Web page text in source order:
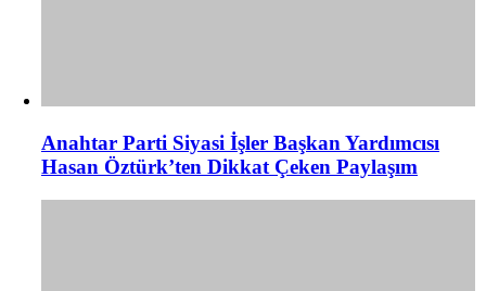
Anahtar Parti Siyasi İşler Başkan Yardımcısı
Hasan Öztürk’ten Dikkat Çeken Paylaşım